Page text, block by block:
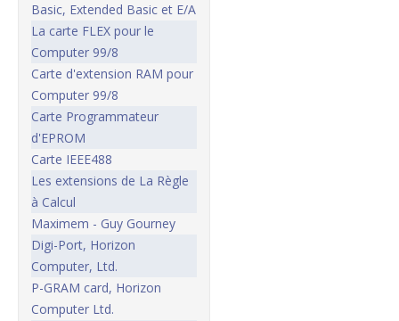
Basic, Extended Basic et E/A
La carte FLEX pour le
Computer 99/8
Carte d'extension RAM pour
Computer 99/8
Carte Programmateur
d'EPROM
Carte IEEE488
Les extensions de La Règle
à Calcul
Maximem - Guy Gourney
Digi-Port, Horizon
Computer, Ltd.
P-GRAM card, Horizon
Computer Ltd.